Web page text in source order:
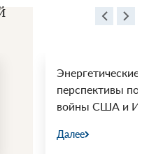
Энергетические
перспективы
войны США и
Далее